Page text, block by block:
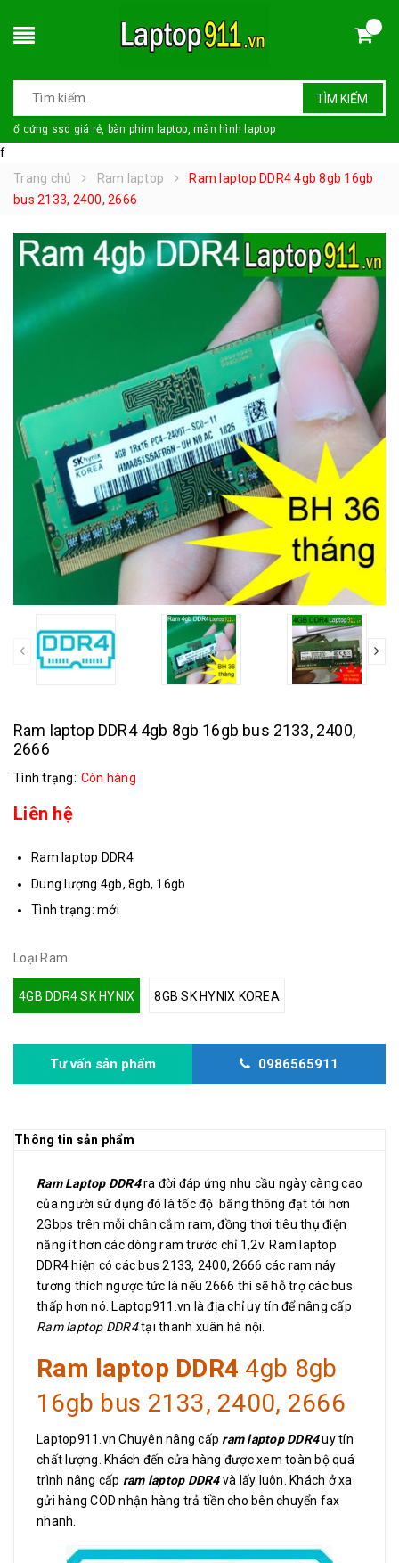
TÌM KIẾM
ổ cứng ssd giá rẻ, bàn phím laptop, màn hình laptop
f
Trang chủ
Ram laptop
Ram laptop DDR4 4gb 8gb 16gb
bus 2133, 2400, 2666
prev
Ram laptop DDR4 4gb 8gb 16gb bus 2133, 2400,
2666
Tình trạng: Còn hàng
Liên hệ
Ram laptop DDR4
Dung lượng 4gb, 8gb, 16gb
Tình trạng: mới
Loại Ram
4GB DDR4 SK HYNIX 8GB SK HYNIX KOREA
Tư vấn sản phẩm 0986565911
Thông tin sản phẩm
Ram Laptop DDR4ra đời đáp ứng nhu cầu ngày càng cao
của người sử dụng đó là tốc độ băng thông đạt tới hơn
2Gbps trên mỗi chân cắm ram, đồng thơi tiêu thụ điện
năng ít hơn các dòng ram trước chỉ 1,2v. Ram laptop
DDR4 hiện có các bus 2133, 2400, 2666 các ram náy
tương thích ngược tức là nếu 2666 thì sẽ hỗ trợ các bus
thấp hơn nó. Laptop911.vn là địa chỉ uy tín để nâng cấp
Ram laptop DDR4tại thanh xuân hà nội.
Ram laptop DDR4 4gb 8gb
16gb bus 2133, 2400, 2666
Laptop911.vn Chuyên nâng cấp ram laptop DDR4uy tín
chất lượng. Khách đến cửa hàng được xem toàn bộ quá
trình nâng cấp ram laptop DDR4và lấy luôn. Khách ở xa
gửi hàng COD nhận hàng trả tiền cho bên chuyển fax
nhanh.